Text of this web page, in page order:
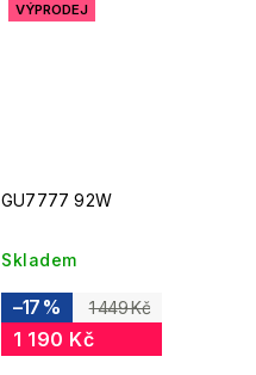
VÝPRODEJ
GU7777 92W
Skladem
1 449 Kč
–17 %
1 190 Kč